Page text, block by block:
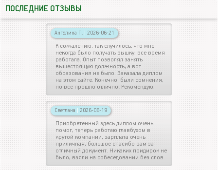
ПОСЛЕДНИЕ ОТЗЫВЫ
Ангелина П. | 2026-06-21
К сожалению, так случилось, что мне
некогда было получать вышку: все время
работала. Опыт позволял занять
вышестоящую должность, а вот
образования не было. Заказала диплом
на этом сайте. Конечно, были сомнения,
но все прошло отлично! Рекомендую.
Светлана | 2026-06-19
Приобретенный здесь диплом очень
помог, теперь работаю главбухом в
крутой компании, зарплата очень
приличная, большое спасибо вам за
отличный документ. Никаких придирок не
было, взяли на собеседовании без слов.